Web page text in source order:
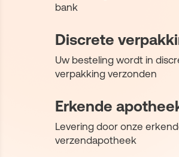
bank
Discrete
Uw besteling wordt in
verpakking verzonden
Erkende
Levering door onze
verzendapotheek